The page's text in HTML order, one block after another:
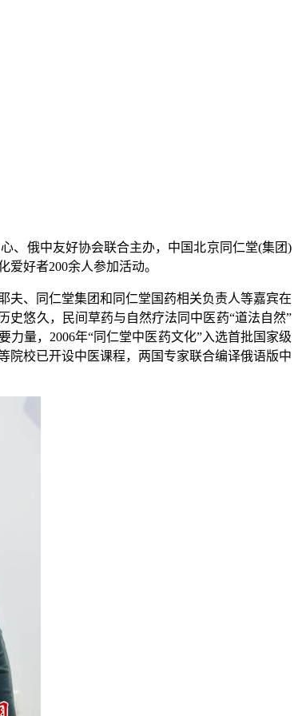
俄中友好协会联合主办，中国北京同仁堂(集团)
好者200余人参加活动。
、同仁堂集团和同仁堂国药相关负责人等嘉宾在
史悠久，民间草药与自然疗法同中医药“道法自然”
量，2006年“同仁堂中医药文化”入选首批国家级
院校已开设中医课程，两国专家联合编译俄语版中